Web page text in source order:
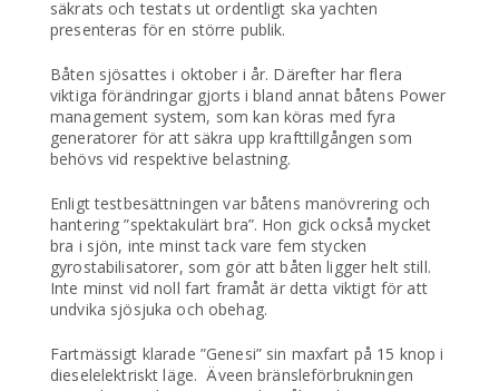
säkrats och testats ut ordentligt ska yachten
presenteras för en större publik.
Båten sjösattes i oktober i år. Därefter har flera
viktiga förändringar gjorts i bland annat båtens Power
management system, som kan köras med fyra
generatorer för att säkra upp krafttillgången som
behövs vid respektive belastning.
Enligt testbesättningen var båtens manövrering och
hantering ”spektakulärt bra”. Hon gick också mycket
bra i sjön, inte minst tack vare fem stycken
gyrostabilisatorer, som gör att båten ligger helt still.
Inte minst vid noll fart framåt är detta viktigt för att
undvika sjösjuka och obehag.
Fartmässigt klarade ”Genesi” sin maxfart på 15 knop i
dieselelektriskt läge. Äveen bränsleförbrukningen